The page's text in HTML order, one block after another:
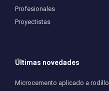
Profesionales
Proyectistas
Últimas novedades
Microcemento aplicado a rodillo